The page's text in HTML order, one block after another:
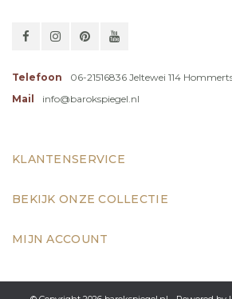
Telefoon
06-21516836 Jeltewei 114
Mail
info@barokspiegel.nl
KLANTENSERVICE
BEKIJK ONZE COLLECTIE
MIJN ACCOUNT